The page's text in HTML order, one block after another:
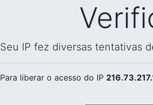
Seu IP fez diversas tentativas
Para liberar o acesso do IP